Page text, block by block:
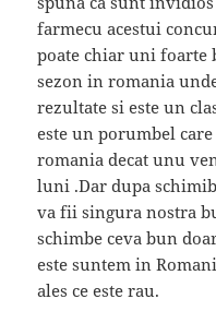
farmecu acestui
poate chiar uni foarte
sezon in romania
rezultate si este un
este un porumbel
romania decat unu
luni .Dar dupa
va fii singura nostra
schimbe ceva bun
este suntem in
ales ce este rau.